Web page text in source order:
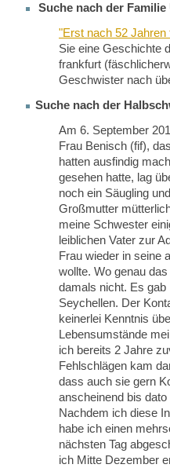
Suche nach der
"Erst nach 52
Sie eine Geschichte
frankfurt
Geschwister nach
Suche nach der
Am 6. September
Frau Benisch (fif),
hatten ausfindig
gesehen hatte, lag
noch ein Säugling
Großmutter
meine Schwester
leiblichen Vater zur
Frau wieder in seine
wollte. Wo genau
damals nicht. Es gab
Seychellen. Der
keinerlei Kenntnis
Lebensumstände
ich bereits 2 Jahre
Fehlschlägen kam
dass auch sie gern
anscheinend bis
Nachdem ich diese
habe ich einen
nächsten Tag
ich Mitte Dezember